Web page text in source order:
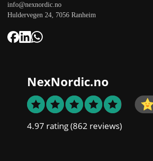
info@nexnordic.no
Huldervegen 24, 7056 Ranheim
NexNordic.no
4.97 rating(862 reviews)